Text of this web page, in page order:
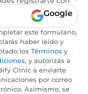
Google
este formulario,
haber leído y
los Términos y
, y autorizás a
Clinic a enviarte
por correo
Asimismo, se